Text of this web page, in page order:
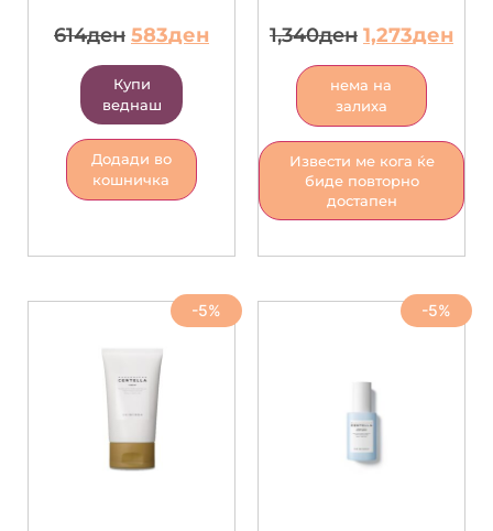
614ден 583ден
Купи
веднаш
Додади во
кошничка
1,340ден 1,273ден
нема на
залиха
Извести ме кога ќе
биде повторно
достапен
-5% -5%